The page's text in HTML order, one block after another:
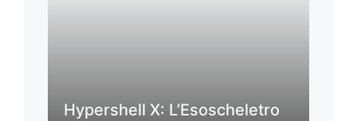
Hypershell X: L’Esoscheletro